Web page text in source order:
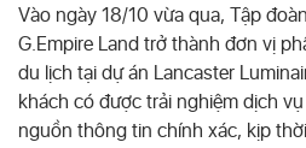
Vào ngày 18/10 vừa qua, Tập
G.Empire Land trở thành đơn vị
du lịch tại dự án Lancaster
khách có được trải nghiệm dịch
nguồn thông tin chính xác, kịp